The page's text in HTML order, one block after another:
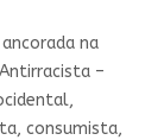
na
–
consumista,